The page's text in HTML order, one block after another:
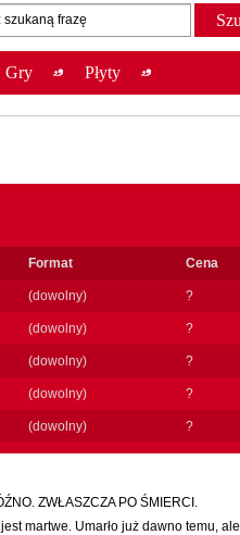
szukaną frazę
Gry Płyty
Format Cena
(dowolny) ?
(dowolny) ?
(dowolny) ?
(dowolny) ?
(dowolny) ?
ZWŁASZCZA PO ŚMIERCI.
martwe. Umarło już dawno temu, ale